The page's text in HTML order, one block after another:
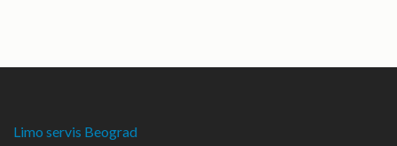
Limo servis Beograd